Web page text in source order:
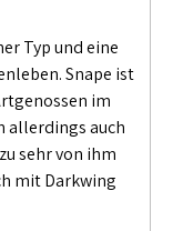
Typ und eine
Snape ist
im
allerdings auch
sehr von ihm
mit Darkwing